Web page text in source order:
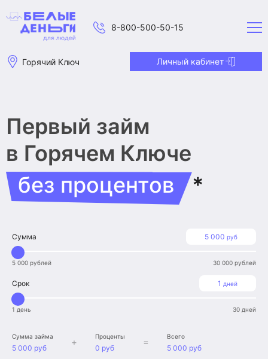
8-800-500-50-15
Горячий Ключ Личный кабинет
Первый займ
в Горячем Ключе
без процентов
*
5 000 руб
Сумма
5 000 рублей 30 000 рублей
1 дней
Срок
1 день 30 дней
Сумма займа
5 000 руб
+ Проценты
0 руб
= Всего
5 000 руб